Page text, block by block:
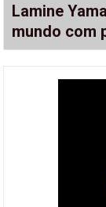
Lamine
mundo com